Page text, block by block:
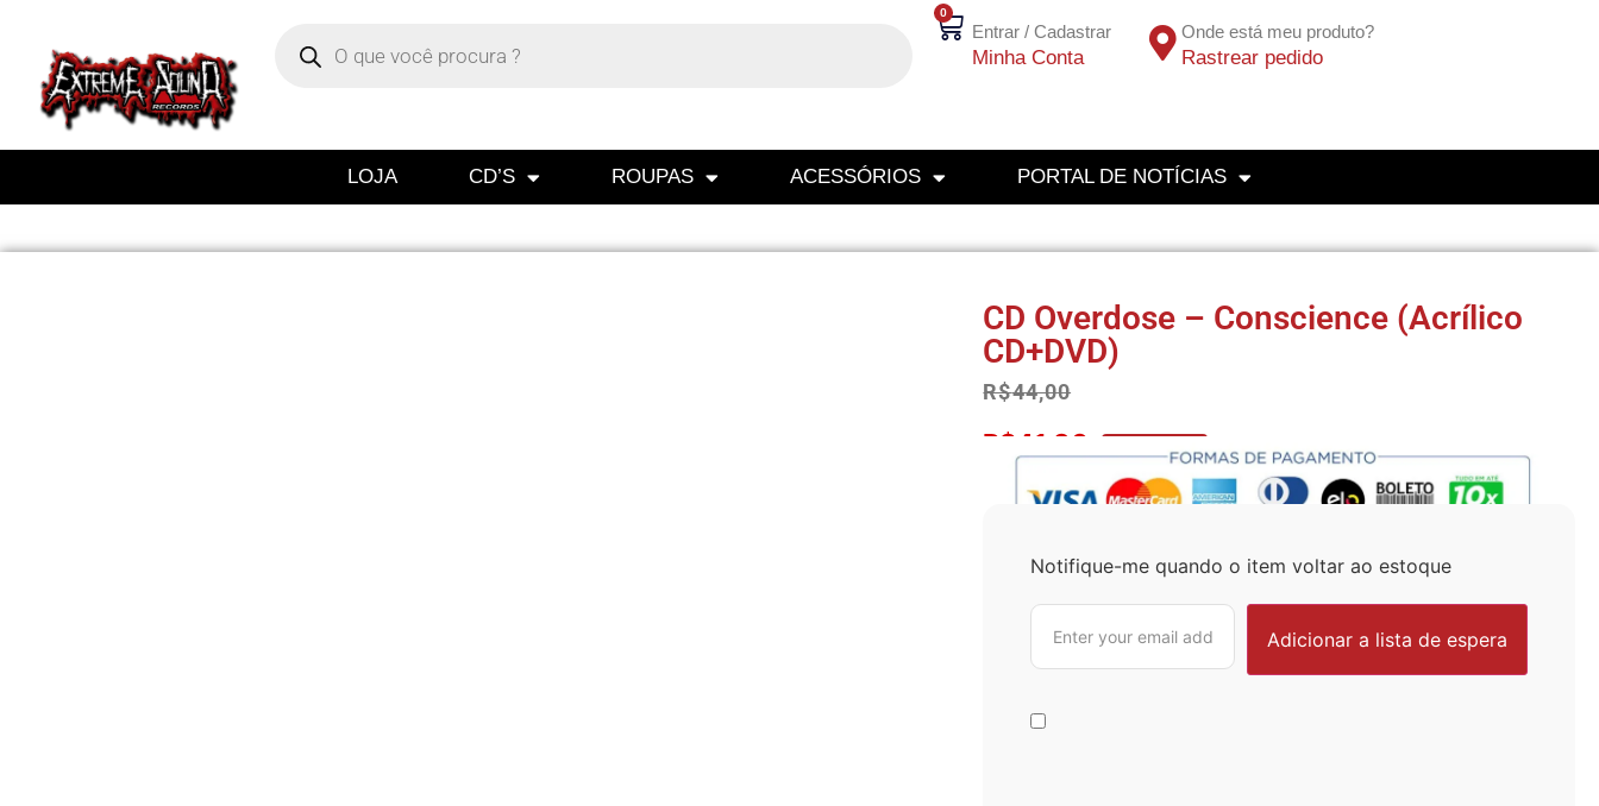
0
Entrar / Cadastrar
Minha Conta
Onde está meu produto?
Rastrear pedido
LOJA CD’S ROUPAS ACESSÓRIOS PORTAL DE NOTÍCIAS
CD Overdose – Conscience (Acrílico
CD+DVD)
R$44,00
R$ 41,80
Notifique-me quando o item voltar ao estoque